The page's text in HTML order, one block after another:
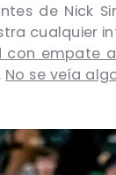
de Nick
cualquier
con empate
. No se veía